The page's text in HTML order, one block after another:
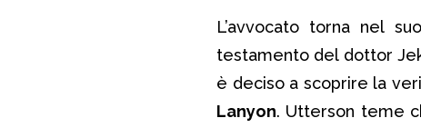
L’avvocato torna nel
testamento del dottor
è deciso a scoprire la
Lanyon. Utterson teme